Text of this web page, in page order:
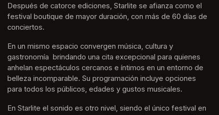
Después de catorce ediciones, Starlite se afianza como el
festival boutique de mayor duración, con más de 60 días de
conciertos.
En un mismo espacio convergen música, cultura y
gastronomía  brindando una cita excepcional para quienes
anhelan espectáculos cercanos e íntimos en un entorno de
belleza incomparable. Su programación incluye opciones
para todos los públicos, edades y gustos musicales.
En Starlite el sonido es otro nivel, siendo el único festival en